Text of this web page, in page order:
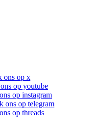
ons op x
op youtube
op instagram
ons op telegram
op threads